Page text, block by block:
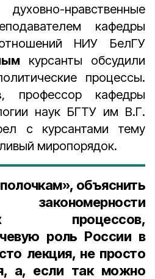
нравственные
кафедры
НИУ БелГУ
курсанты обсудили
процессы.
, профессор кафедры
наук БГТУ им В.Г.
с курсантами тему
миропорядок.
объяснить
процессов,
роль России в
лекция, не просто
а, если так можно